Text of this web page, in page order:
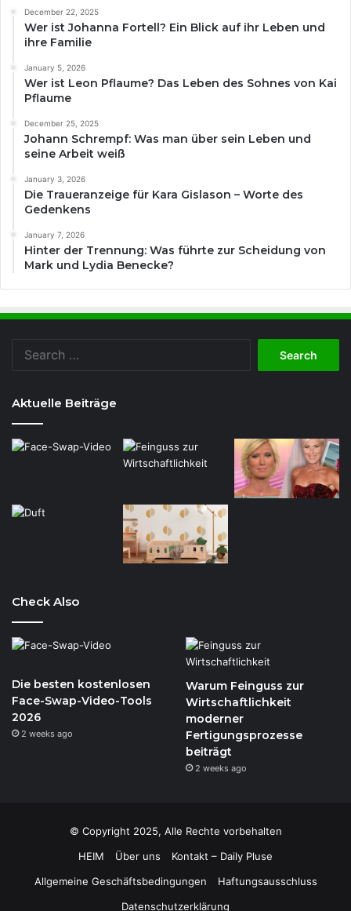
December 22, 2025
Wer ist Johanna Fortell? Ein Blick auf ihr Leben und
ihre Familie
January 5, 2026
Wer ist Leon Pflaume? Das Leben des Sohnes von Kai
Pflaume
December 25, 2025
Johann Schrempf: Was man über sein Leben und
seine Arbeit weiß
January 3, 2026
Die Traueranzeige für Kara Gislason – Worte des
Gedenkens
January 7, 2026
Hinter der Trennung: Was führte zur Scheidung von
Mark und Lydia Benecke?
Aktuelle Beiträge
Check Also
Die besten kostenlosen
Face-Swap-Video-Tools
2026
2 weeks ago
Warum Feinguss zur
Wirtschaftlichkeit
moderner
Fertigungsprozesse
beiträgt
2 weeks ago
© Copyright 2025, Alle Rechte vorbehalten
HEIM
Über uns
Kontakt – Daily Pluse
Allgemeine Geschäftsbedingungen
Haftungsausschluss
Datenschutzerklärung